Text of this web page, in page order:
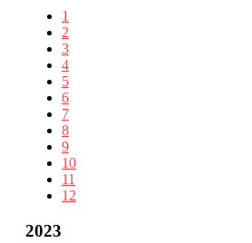
1
2
3
4
5
6
7
8
9
10
11
12
2023